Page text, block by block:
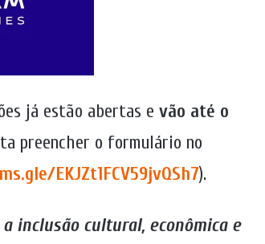
já estão abertas e vão até o
preencher o formulário no
EKJZt1FCV59jvQSh7).
inclusão cultural, econômica e